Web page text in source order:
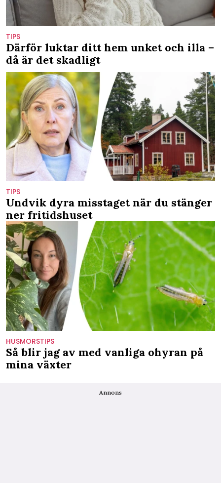
TIPS
Därför luktar ditt hem unket och illa –
då är det skadligt
TIPS
Undvik dyra misstaget när du stänger
ner fritidshuset
HUSMORSTIPS
Så blir jag av med vanliga ohyran på
mina växter
Annons